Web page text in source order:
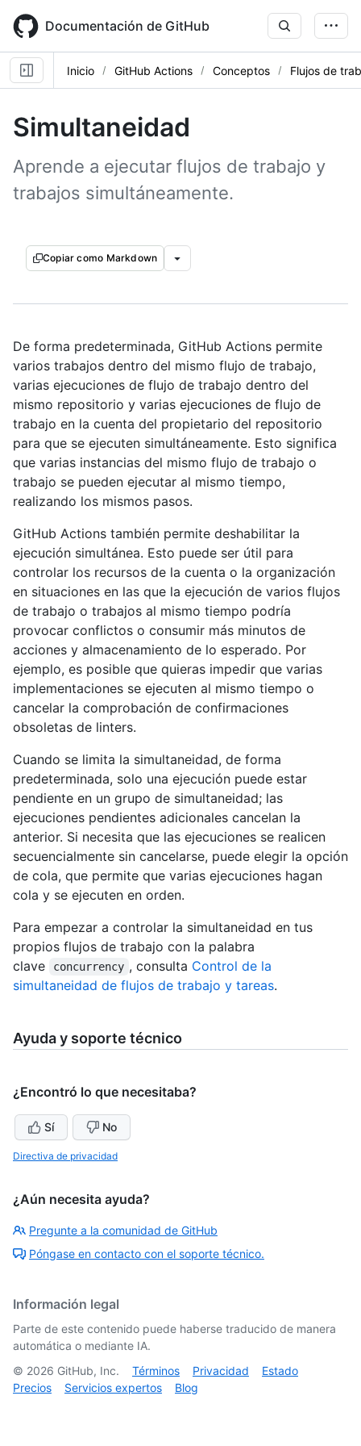
main
content
Documentación de GitHub
Inicio GitHub Actions Conceptos Flujos de
Simultaneidad
Aprende a ejecutar flujos de trabajo y
trabajos simultáneamente.
Copiar como Markdown
De forma predeterminada, GitHub Actions permite
varios trabajos dentro del mismo flujo de trabajo,
varias ejecuciones de flujo de trabajo dentro del
mismo repositorio y varias ejecuciones de flujo de
trabajo en la cuenta del propietario del repositorio
para que se ejecuten simultáneamente. Esto significa
que varias instancias del mismo flujo de trabajo o
trabajo se pueden ejecutar al mismo tiempo,
realizando los mismos pasos.
GitHub Actions también permite deshabilitar la
ejecución simultánea. Esto puede ser útil para
controlar los recursos de la cuenta o la organización
en situaciones en las que la ejecución de varios flujos
de trabajo o trabajos al mismo tiempo podría
provocar conflictos o consumir más minutos de
acciones y almacenamiento de lo esperado. Por
ejemplo, es posible que quieras impedir que varias
implementaciones se ejecuten al mismo tiempo o
cancelar la comprobación de confirmaciones
obsoletas de linters.
Cuando se limita la simultaneidad, de forma
predeterminada, solo una ejecución puede estar
pendiente en un grupo de simultaneidad; las
ejecuciones pendientes adicionales cancelan la
anterior. Si necesita que las ejecuciones se realicen
secuencialmente sin cancelarse, puede elegir la opción
de cola, que permite que varias ejecuciones hagan
cola y se ejecuten en orden.
Para empezar a controlar la simultaneidad en tus
propios flujos de trabajo con la palabra
clave
concurrency , consulta Control de la
simultaneidad de flujos de trabajo y tareas.
Ayuda y soporte técnico
¿Encontró lo que necesitaba?
Sí No
Directiva de privacidad
¿Aún necesita ayuda?
Pregunte a la comunidad de GitHub
Póngase en contacto con el soporte técnico.
Información legal
Parte de este contenido puede haberse traducido de manera
automática o mediante IA.
© 2026 GitHub, Inc. Términos Privacidad
Estado
Precios
Servicios expertos Blog